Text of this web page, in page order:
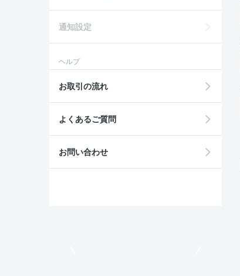
通知設定
ヘルプ
お取引の流れ
よくあるご質問
お問い合わせ